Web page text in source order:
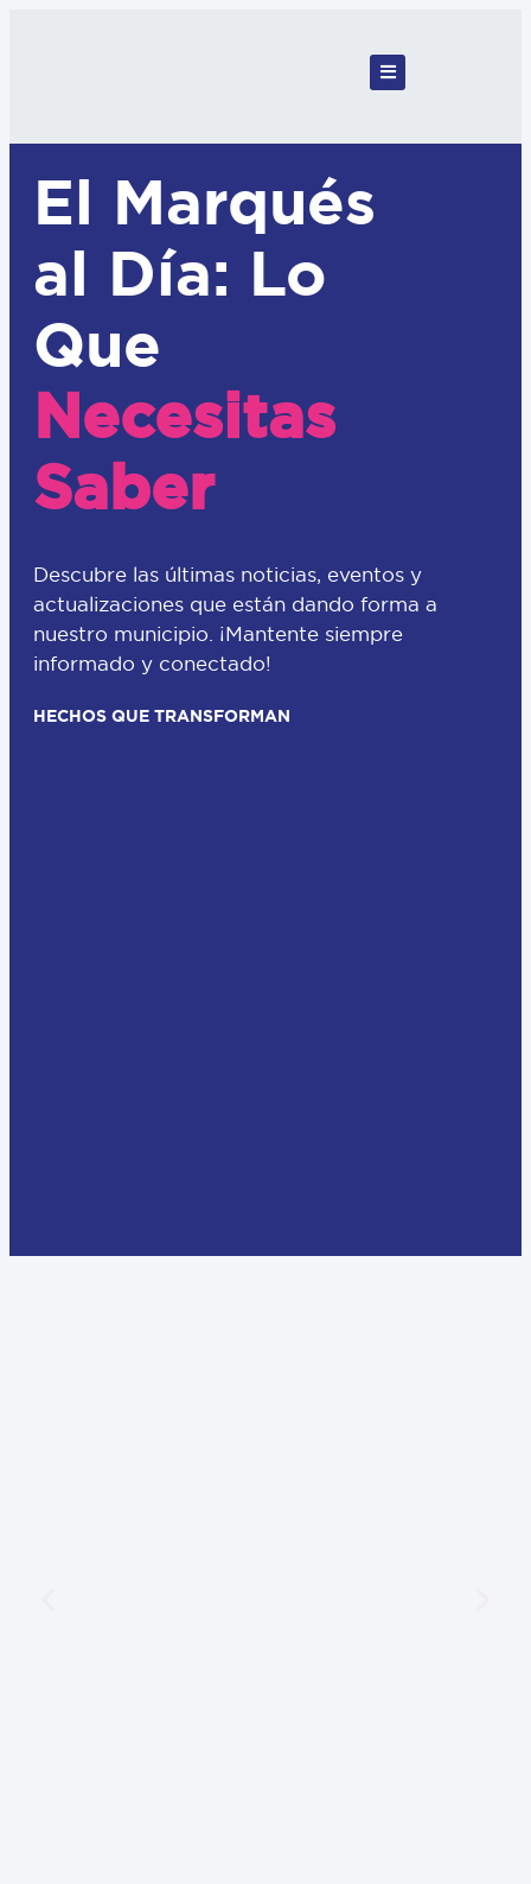
El Marqués
al Día: Lo
Que
Necesitas
Saber
Descubre las últimas noticias, eventos y
actualizaciones que están dando forma a
nuestro municipio. ¡Mantente siempre
informado y conectado!
HECHOS QUE TRANSFORMAN